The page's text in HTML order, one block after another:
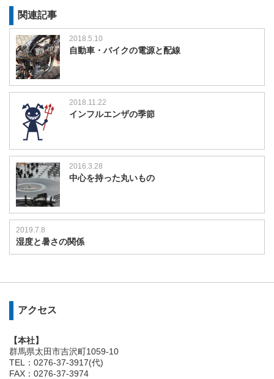
関連記事
2018.5.10
自動車・バイクの電源と配線
2018.11.22
インフルエンザの季節
2016.3.28
中心を持った丸いもの
2019.7.8
湿度と暑さの関係
アクセス
【本社】
群馬県太田市吉沢町1059-10
TEL：0276-37-3917(代)
FAX：0276-37-3974